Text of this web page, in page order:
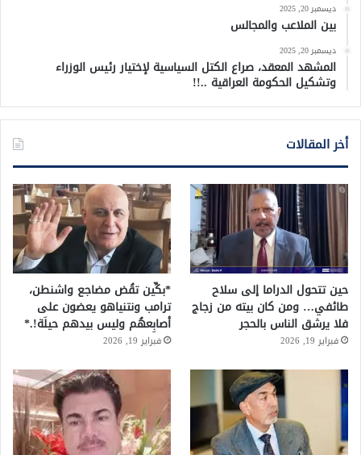
ديسمبر 20, 2025
بين الملاعب والمجالس
ديسمبر 20, 2025
المشهد المعقد، صراع الكتل السياسية لإختيار رئيس الوزراء
وتشكيل الحكومة العراقية ..!!
أخر المقالات
حين تتحول الدراما إلى سلاح
طائفي… ومن كان بيته من زجاج
فلا يرشق الناس بالحجر
فبراير 19, 2026
*بكِّين تقُض مضاجع واشنطن،
ترامب ونتنياهو يعضون على
أصابِعهُم وليس بيدهم حيلَة!.*
فبراير 19, 2026